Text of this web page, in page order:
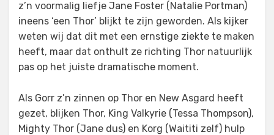
z’n voormalig liefje Jane Foster (Natalie Portman)
ineens ‘een Thor’ blijkt te zijn geworden. Als kijker
weten wij dat dit met een ernstige ziekte te maken
heeft, maar dat onthult ze richting Thor natuurlijk
pas op het juiste dramatische moment.
Als Gorr z’n zinnen op Thor en New Asgard heeft
gezet, blijken Thor, King Valkyrie (Tessa Thompson),
Mighty Thor (Jane dus) en Korg (Waititi zelf) hulp